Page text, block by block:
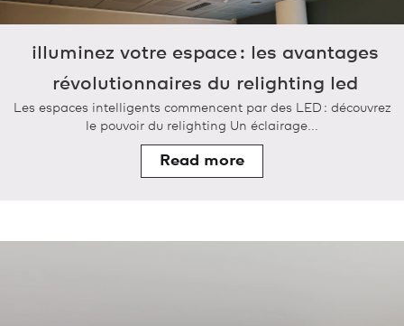
illuminez votre espace : les avantages
révolutionnaires du relighting led
Les espaces intelligents commencent par des LED : découvrez
le pouvoir du relighting Un éclairage...
Read more